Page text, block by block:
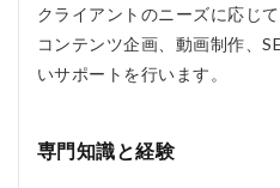
トプ
ーシ
ョン
ミ、
評判
クライアントのニーズに応じ
コンテンツ企画、動画制作、
いサポートを行います。
専門知識と経験